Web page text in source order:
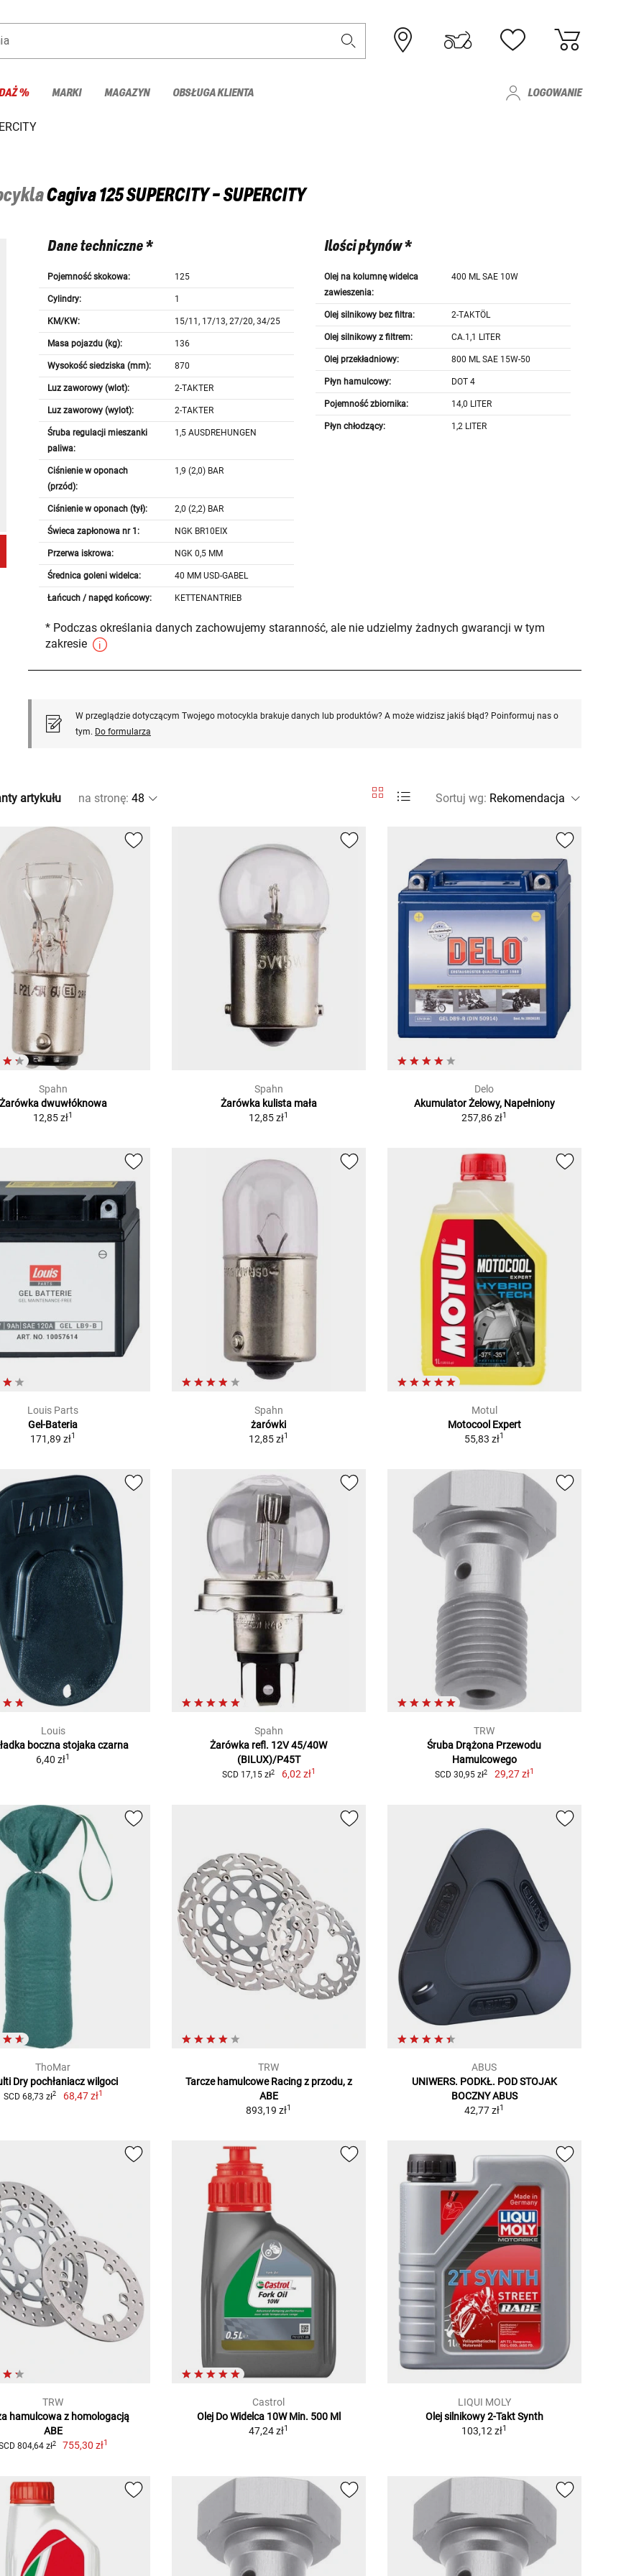
% MARKI MAGAZYN OBSŁUGA KLIENTA LOGOWANIE
Cagiva 125 SUPERCITY - SUPERCITY
Dane techniczne *
Pojemność skokowa: 125
Cylindry: 1
KM/KW: 15/11, 17/13, 27/20, 34/25
Masa pojazdu (kg): 136
Wysokość siedziska (mm): 870
Luz zaworowy (wlot): 2-TAKTER
Luz zaworowy (wylot): 2-TAKTER
Śruba regulacji mieszanki
paliwa:
1,5 AUSDREHUNGEN
Ciśnienie w oponach
(przód):
1,9 (2,0) BAR
Ciśnienie w oponach (tył): 2,0 (2,2) BAR
Świeca zapłonowa nr 1: NGK BR10EIX
Przerwa iskrowa: NGK 0,5 MM
Średnica goleni widelca: 40 MM USD-GABEL
Łańcuch / napęd końcowy: KETTENANTRIEB
Ilości płynów *
Olej na kolumnę widelca
zawieszenia:
400 ML SAE 10W
Olej silnikowy bez filtra: 2-TAKTÖL
Olej silnikowy z filtrem: CA.1,1 LITER
Olej przekładniowy: 800 ML SAE 15W-50
Płyn hamulcowy: DOT 4
Pojemność zbiornika: 14,0 LITER
Płyn chłodzący: 1,2 LITER
* Podczas określania danych zachowujemy staranność, ale nie udzielmy żadnych gwarancji w tym
zakresie
W przeglądzie dotyczącym Twojego motocykla brakuje danych lub produktów? A może widzisz jakiś błąd? Poinformuj nas o
tym. Do formularza
artykułu na stronę: Sortuj wg:
Spahn
dwuwłóknowa
12,85 zł1
Spahn
Żarówka kulista mała
12,85 zł1
Delo
Akumulator Żelowy, Napełniony
257,86 zł1
Louis Parts
Gel-Bateria
171,89 zł1
Spahn
żarówki
12,85 zł1
Motul
Motocool Expert
55,83 zł1
Louis
boczna stojaka czarna
6,40 zł1
Spahn
Żarówka refl. 12V 45/40W
(BILUX)/P45T
SCD 17,15 zł2 6,02 zł1
TRW
Śruba Drążona Przewodu
Hamulcowego
SCD 30,95 zł2 29,27 zł1
ThoMar
Dry pochłaniacz wilgoci
SCD 68,73 zł2 68,47 zł1
TRW
Tarcze hamulcowe Racing z przodu, z
ABE
893,19 zł1
ABUS
UNIWERS. PODKŁ. POD STOJAK
BOCZNY ABUS
42,77 zł1
TRW
hamulcowa z homologacją
ABE
804,64 zł2 755,30 zł1
Castrol
Olej Do Widelca 10W Min. 500 Ml
47,24 zł1
LIQUI MOLY
Olej silnikowy 2-Takt Synth
103,12 zł1